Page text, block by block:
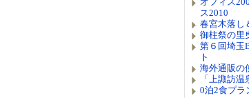
ス2010
春宮木落し
御柱祭の里
第６回埼玉
ト
海外通販の
「上諏訪
0泊2食プラ